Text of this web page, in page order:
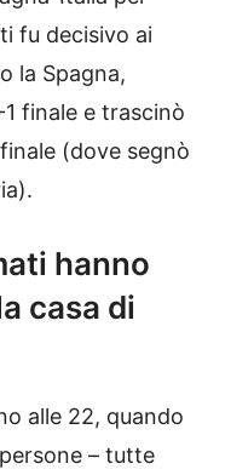
fu decisivo ai
la Spagna,
finale e trascinò
(dove segnò
hanno
casa di
alle 22, quando
– tutte